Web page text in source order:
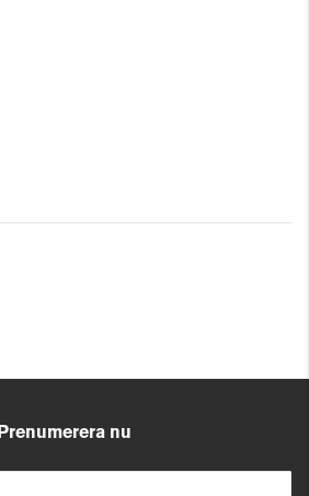
Prenumerera nu